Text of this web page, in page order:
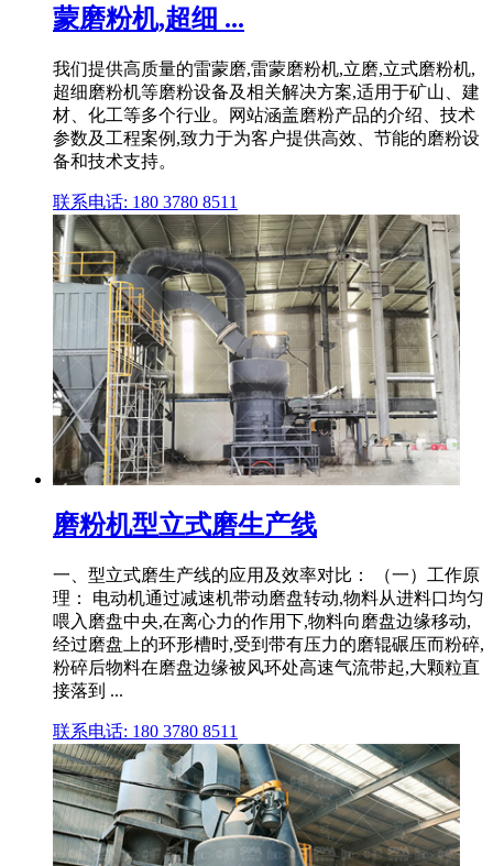
蒙磨粉机,超细 ...
我们提供高质量的雷蒙磨,雷蒙磨粉机,立磨,立式磨粉机,
超细磨粉机等磨粉设备及相关解决方案,适用于矿山、建
材、化工等多个行业。网站涵盖磨粉产品的介绍、技术
参数及工程案例,致力于为客户提供高效、节能的磨粉设
备和技术支持。
联系电话: 180 3780 8511
磨粉机型立式磨生产线
一、型立式磨生产线的应用及效率对比： （一）工作原
理： 电动机通过减速机带动磨盘转动,物料从进料口均匀
喂入磨盘中央,在离心力的作用下,物料向磨盘边缘移动,
经过磨盘上的环形槽时,受到带有压力的磨辊碾压而粉碎,
粉碎后物料在磨盘边缘被风环处高速气流带起,大颗粒直
接落到 ...
联系电话: 180 3780 8511